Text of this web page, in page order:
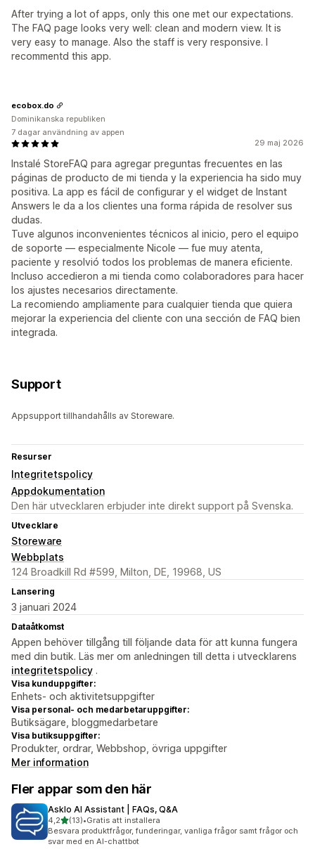
After trying a lot of apps, only this one met our expectations.
The FAQ page looks very well: clean and modern view. It is
very easy to manage. Also the staff is very responsive. I
recommentd this app.
29 maj 2026
Instalé StoreFAQ para agregar preguntas frecuentes en las
páginas de producto de mi tienda y la experiencia ha sido muy
positiva. La app es fácil de configurar y el widget de Instant
Answers le da a los clientes una forma rápida de resolver sus
dudas.
Tuve algunos inconvenientes técnicos al inicio, pero el equipo
de soporte — especialmente Nicole — fue muy atenta,
paciente y resolvió todos los problemas de manera eficiente.
Incluso accedieron a mi tienda como colaboradores para hacer
los ajustes necesarios directamente.
La recomiendo ampliamente para cualquier tienda que quiera
mejorar la experiencia del cliente con una sección de FAQ bien
integrada.
ecobox.do
Dominikanska republiken
7 dagar användning av appen
Support
Appsupport tillhandahålls av Storeware.
Resurser
Integritetspolicy
Appdokumentation
Den här utvecklaren erbjuder inte direkt support på Svenska.
Utvecklare
Storeware
Webbplats
124 Broadkill Rd #599, Milton, DE, 19968, US
Lansering
3 januari 2024
Dataåtkomst
Appen behöver tillgång till följande data för att kunna fungera
med din butik. Läs mer om anledningen till detta i utvecklarens
integritetspolicy .
Visa kunduppgifter:
Enhets- och aktivitetsuppgifter
Visa personal- och medarbetaruppgifter:
Butiksägare, bloggmedarbetare
Visa butiksuppgifter:
Produkter, ordrar, Webbshop, övriga uppgifter
Mer information
Fler appar som den här
Asklo AI Assistant | FAQs, Q&A
4,2av 5 stjärnor
(13)
13 recensioner totalt
•Gratis att installera
Besvara produktfrågor, funderingar, vanliga frågor samt frågor och
svar med en AI-chattbot